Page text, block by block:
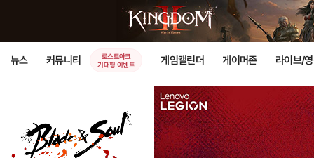
뉴스 커뮤니티
로스트아크
기대평 이벤트
게임캘린더 게이머존 라이브/